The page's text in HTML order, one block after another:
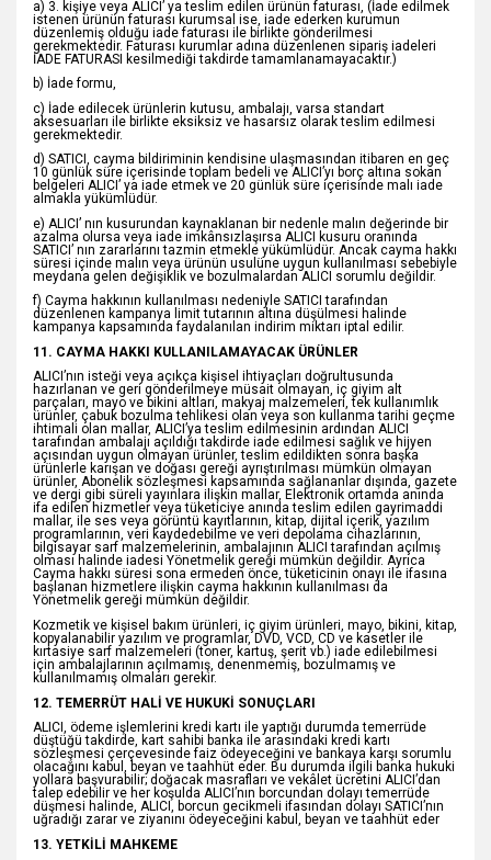
a) 3. kişiye veya ALICI’ ya teslim edilen ürünün faturası, (İade edilmek
istenen ürünün faturası kurumsal ise, iade ederken kurumun
düzenlemiş olduğu iade faturası ile birlikte gönderilmesi
gerekmektedir. Faturası kurumlar adına düzenlenen sipariş iadeleri
İADE FATURASI kesilmediği takdirde tamamlanamayacaktır.)
b) İade formu,
c) İade edilecek ürünlerin kutusu, ambalajı, varsa standart
aksesuarları ile birlikte eksiksiz ve hasarsız olarak teslim edilmesi
gerekmektedir.
d) SATICI, cayma bildiriminin kendisine ulaşmasından itibaren en geç
10 günlük süre içerisinde toplam bedeli ve ALICI’yı borç altına sokan
belgeleri ALICI’ ya iade etmek ve 20 günlük süre içerisinde malı iade
almakla yükümlüdür.
e) ALICI’ nın kusurundan kaynaklanan bir nedenle malın değerinde bir
azalma olursa veya iade imkânsızlaşırsa ALICI kusuru oranında
SATICI’ nın zararlarını tazmin etmekle yükümlüdür. Ancak cayma hakkı
süresi içinde malın veya ürünün usulüne uygun kullanılması sebebiyle
meydana gelen değişiklik ve bozulmalardan ALICI sorumlu değildir.
f) Cayma hakkının kullanılması nedeniyle SATICI tarafından
düzenlenen kampanya limit tutarının altına düşülmesi halinde
kampanya kapsamında faydalanılan indirim miktarı iptal edilir.
11. CAYMA HAKKI KULLANILAMAYACAK ÜRÜNLER
ALICI’nın isteği veya açıkça kişisel ihtiyaçları doğrultusunda
hazırlanan ve geri gönderilmeye müsait olmayan, iç giyim alt
parçaları, mayo ve bikini altları, makyaj malzemeleri, tek kullanımlık
ürünler, çabuk bozulma tehlikesi olan veya son kullanma tarihi geçme
ihtimali olan mallar, ALICI’ya teslim edilmesinin ardından ALICI
tarafından ambalajı açıldığı takdirde iade edilmesi sağlık ve hijyen
açısından uygun olmayan ürünler, teslim edildikten sonra başka
ürünlerle karışan ve doğası gereği ayrıştırılması mümkün olmayan
ürünler, Abonelik sözleşmesi kapsamında sağlananlar dışında, gazete
ve dergi gibi süreli yayınlara ilişkin mallar, Elektronik ortamda anında
ifa edilen hizmetler veya tüketiciye anında teslim edilen gayrimaddi
mallar, ile ses veya görüntü kayıtlarının, kitap, dijital içerik, yazılım
programlarının, veri kaydedebilme ve veri depolama cihazlarının,
bilgisayar sarf malzemelerinin, ambalajının ALICI tarafından açılmış
olması halinde iadesi Yönetmelik gereği mümkün değildir. Ayrıca
Cayma hakkı süresi sona ermeden önce, tüketicinin onayı ile ifasına
başlanan hizmetlere ilişkin cayma hakkının kullanılması da
Yönetmelik gereği mümkün değildir.
Kozmetik ve kişisel bakım ürünleri, iç giyim ürünleri, mayo, bikini, kitap,
kopyalanabilir yazılım ve programlar, DVD, VCD, CD ve kasetler ile
kırtasiye sarf malzemeleri (toner, kartuş, şerit vb.) iade edilebilmesi
için ambalajlarının açılmamış, denenmemiş, bozulmamış ve
kullanılmamış olmaları gerekir.
12. TEMERRÜT HALİ VE HUKUKİ SONUÇLARI
ALICI, ödeme işlemlerini kredi kartı ile yaptığı durumda temerrüde
düştüğü takdirde, kart sahibi banka ile arasındaki kredi kartı
sözleşmesi çerçevesinde faiz ödeyeceğini ve bankaya karşı sorumlu
olacağını kabul, beyan ve taahhüt eder. Bu durumda ilgili banka hukuki
yollara başvurabilir; doğacak masrafları ve vekâlet ücretini ALICI’dan
talep edebilir ve her koşulda ALICI’nın borcundan dolayı temerrüde
düşmesi halinde, ALICI, borcun gecikmeli ifasından dolayı SATICI’nın
uğradığı zarar ve ziyanını ödeyeceğini kabul, beyan ve taahhüt eder
13. YETKİLİ MAHKEME